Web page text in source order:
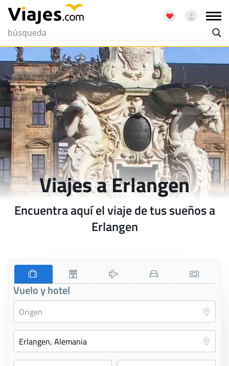
Viajes a Erlangen
Encuentra aquí el viaje de tus sueños a
Erlangen
Vuelo y hotel